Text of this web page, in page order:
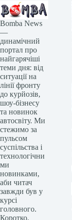
Bomba News
—
динамічний
портал про
найгарячіші
теми дня: від
ситуації на
лінії фронту
до курйозів,
шоу-бізнесу
та новинок
автосвіту. Ми
стежимо за
пульсом
суспільства і
технологічни
ми
новинками,
аби читач
завжди був у
курсі
головного.
Коротко,